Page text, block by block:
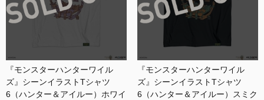
『モンスターハンターワイル
ズ』シーンイラストTシャツ
6（ハンター＆アイルー）ホワイ
『モンスターハンターワイル
ズ』シーンイラストTシャツ
6（ハンター＆アイルー）スミク